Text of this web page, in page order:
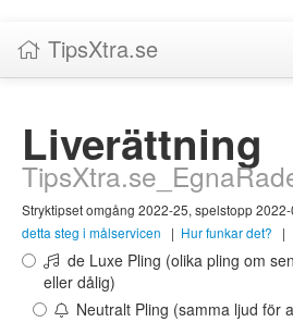
TipsXtra.se
Tabeller
Livescore!
Tipsförslag
Statistik
Liverättning
Liverättning
Stryktipset omgång 2022-25, spelstopp
detta steg i målservicen
| Hur funkar det? |
de Luxe Pling (olika pling om
eller dålig)
Neutralt Pling (samma ljud för